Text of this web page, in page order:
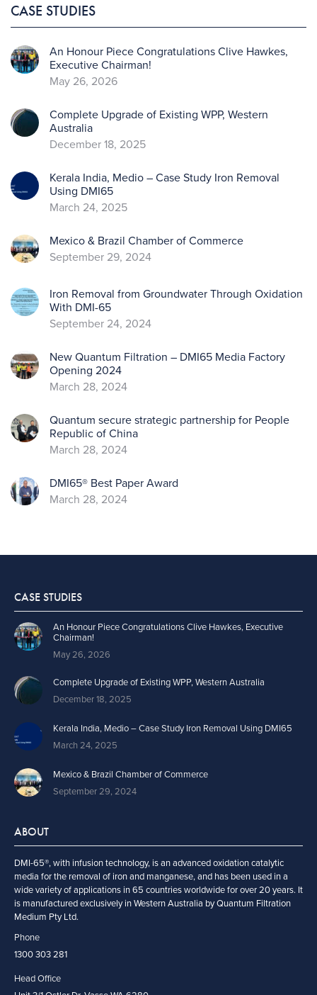
CASE STUDIES
An Honour Piece Congratulations Clive Hawkes,
Executive Chairman!
May 26, 2026
Complete Upgrade of Existing WPP, Western
Australia
December 18, 2025
Kerala India, Medio – Case Study Iron Removal
Using DMI65
March 24, 2025
Mexico & Brazil Chamber of Commerce
September 29, 2024
Iron Removal from Groundwater Through Oxidation
With DMI-65
September 24, 2024
New Quantum Filtration – DMI65 Media Factory
Opening 2024
March 28, 2024
Quantum secure strategic partnership for People
Republic of China
March 28, 2024
DMI65® Best Paper Award
March 28, 2024
CASE STUDIES
An Honour Piece Congratulations Clive Hawkes, Executive
Chairman!
May 26, 2026
Complete Upgrade of Existing WPP, Western Australia
December 18, 2025
Kerala India, Medio – Case Study Iron Removal Using DMI65
March 24, 2025
Mexico & Brazil Chamber of Commerce
September 29, 2024
ABOUT
DMI-65®, with infusion technology, is an advanced oxidation catalytic
media for the removal of iron and manganese, and has been used in a
wide variety of applications in 65 countries worldwide for over 20 years. It
is manufactured exclusively in Western Australia by Quantum Filtration
Medium Pty Ltd.
Phone
1300 303 281
Head Office